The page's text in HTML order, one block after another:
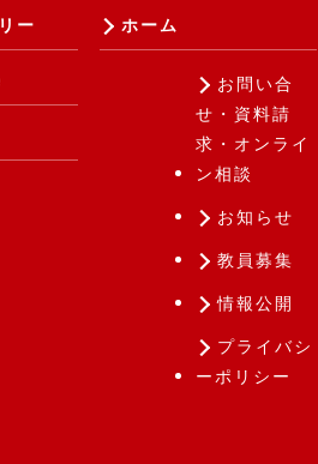
ー ホーム
お問い合
せ・資料請
求・オンライ
ン相談
お知らせ
教員募集
情報公開
プライバシ
ーポリシー